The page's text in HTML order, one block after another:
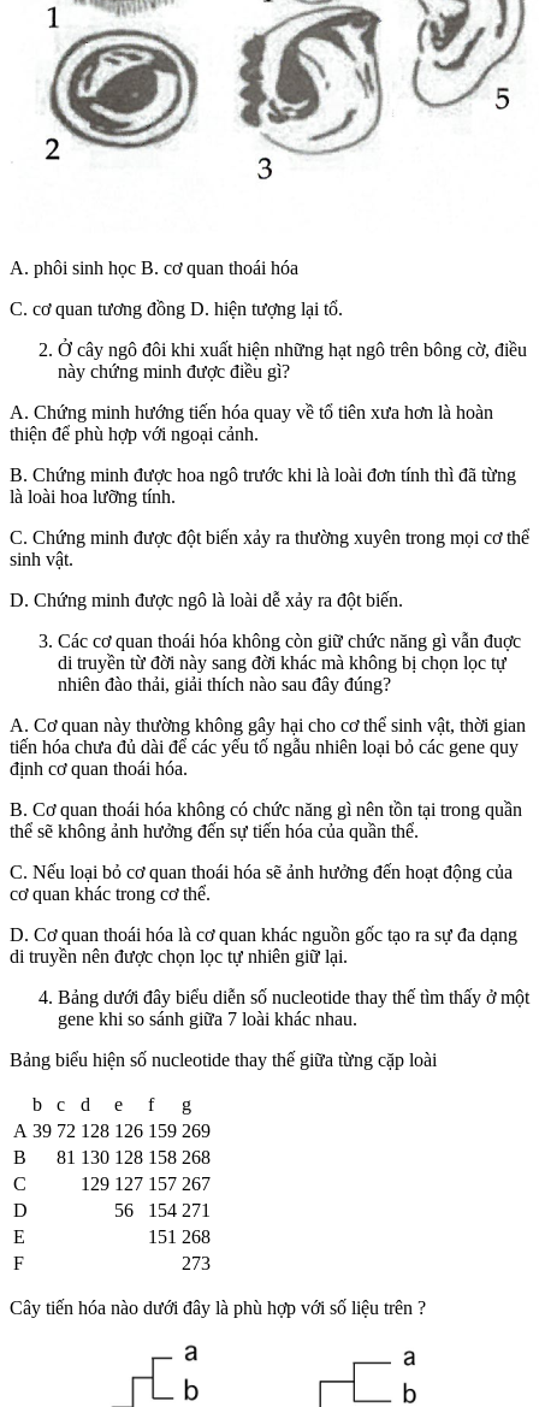
A. phôi sinh học B. cơ quan thoái hóa
C. cơ quan tương đồng D. hiện tượng lại tổ.
Ở cây ngô đôi khi xuất hiện những hạt ngô trên bông cờ, điều
này chứng minh được điều gì?
A. Chứng minh hướng tiến hóa quay về tổ tiên xưa hơn là hoàn
thiện để phù hợp với ngoại cảnh.
B. Chứng minh được hoa ngô trước khi là loài đơn tính thì đã từng
là loài hoa lưỡng tính.
C. Chứng minh được đột biến xảy ra thường xuyên trong mọi cơ thể
sinh vật.
D. Chứng minh được ngô là loài dễ xảy ra đột biến.
Các cơ quan thoái hóa không còn giữ chức năng gì vẫn đuợc
di truyền từ đời này sang đời khác mà không bị chọn lọc tự
nhiên đào thải, giải thích nào sau đây đúng?
A. Cơ quan này thường không gây hại cho cơ thể sinh vật, thời gian
tiến hóa chưa đủ dài để các yếu tố ngẫu nhiên loại bỏ các gene quy
định cơ quan thoái hóa.
B. Cơ quan thoái hóa không có chức năng gì nên tồn tại trong quần
thể sẽ không ảnh hưởng đến sự tiến hóa của quần thể.
C. Nếu loại bỏ cơ quan thoái hóa sẽ ảnh hưởng đến hoạt động của
cơ quan khác trong cơ thể.
D. Cơ quan thoái hóa là cơ quan khác nguồn gốc tạo ra sự đa dạng
di truyền nên được chọn lọc tự nhiên giữ lại.
Bảng dưới đây biểu diễn số nucleotide thay thế tìm thấy ở một
gene khi so sánh giữa 7 loài khác nhau.
Bảng biểu hiện số nucleotide thay thế giữa từng cặp loài
b c d e f
g
A 39 72 128 126 159 269
B
81 130 128 158 268
C
129 127 157 267
D
56 154 271
E
151 268
F
273
Cây tiến hóa nào dưới đây là phù hợp với số liệu trên ?